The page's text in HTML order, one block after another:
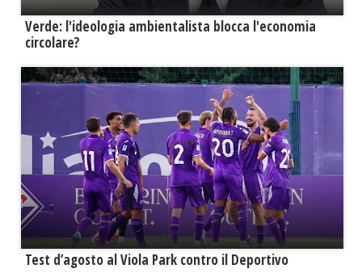
Verde: l'ideologia ambientalista blocca l'economia
circolare?
Test d’agosto al Viola Park contro il Deportivo